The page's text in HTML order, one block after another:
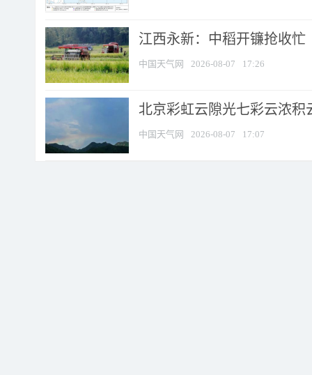
江西永新：中稻开镰抢收忙
中国天气网 2026-08-07 17:26
北京彩虹云隙光七彩云浓积
中国天气网 2026-08-07 17:07